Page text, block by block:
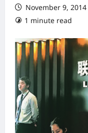
November 9, 2014
1 minute read